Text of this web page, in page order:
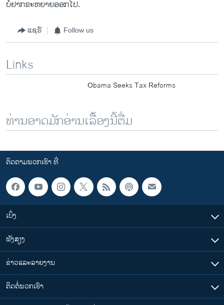
ບໍ່​ຢາກ​ຂະຫຍາ​ຍອອກ​ໄປ.
ແຊຣ໌ Follow us
Links
Obama Seeks Tax Reforms
ທ່ານອາດມັກອ່ານເລື້ອງນີ້ຕື່ມ
ຕິດຕາມພວກເຮົາ ທີ່
ເບິ່ງ
ຟັງສຽງ
ຂ່າວແລະລາຍງານ
ຕິດຕໍ່ພວກເຮົາ